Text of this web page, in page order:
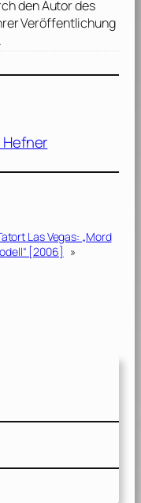
den Autor des
Veröffentlichung
Las Vegas: „Mord
[2006]
»